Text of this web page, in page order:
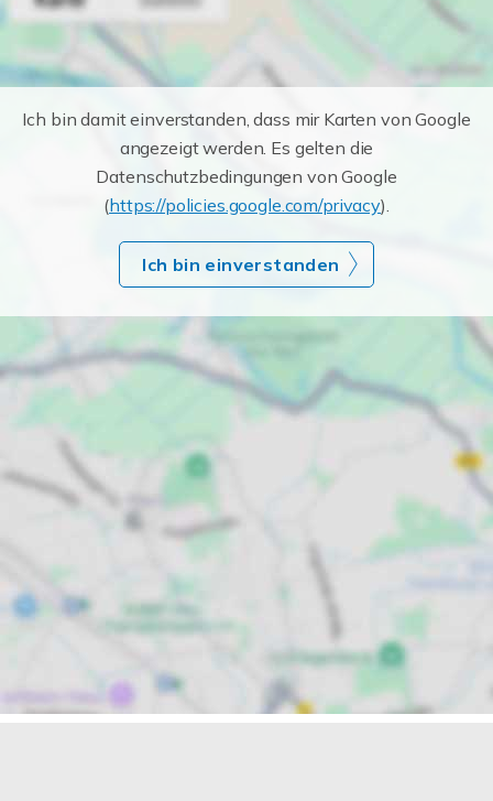
Ich bin damit einverstanden, dass mir Karten von Google
angezeigt werden. Es gelten die
Datenschutzbedingungen von Google
(https://policies.google.com/privacy).
Ich bin einverstanden